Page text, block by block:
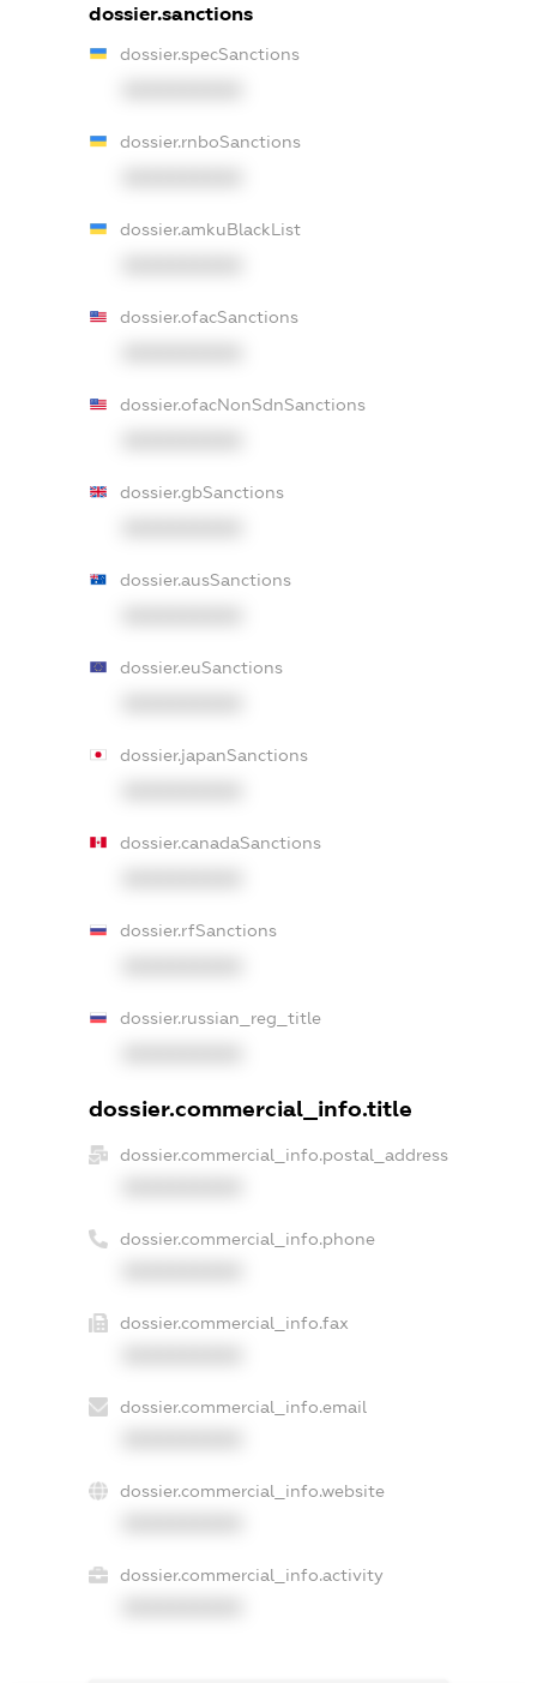
dossier.sanctions
dossier.specSanctions
dossier.rnboSanctions
dossier.amkuBlackList
dossier.ofacSanctions
dossier.ofacNonSdnSanctions
dossier.gbSanctions
dossier.ausSanctions
dossier.euSanctions
dossier.japanSanctions
dossier.canadaSanctions
dossier.rfSanctions
dossier.russian_reg_title
dossier.commercial_info.title
dossier.commercial_info.postal_address
dossier.commercial_info.phone
dossier.commercial_info.fax
dossier.commercial_info.email
dossier.commercial_info.website
dossier.commercial_info.activity